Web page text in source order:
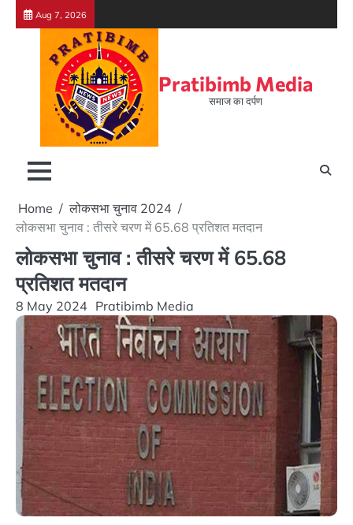
Skip
Aug 7, 2026
Pratibimb Media
समाज का दर्पण
Home
लोकसभा चुनाव 2024
लोकसभा चुनाव : तीसरे चरण में 65.68 प्रतिशत मतदान
लोकसभा चुनाव : तीसरे चरण में 65.68
प्रतिशत मतदान
8 May 2024 Pratibimb Media